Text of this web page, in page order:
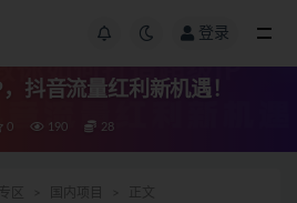
登录
抖音流量红利新机遇！
0 190 28